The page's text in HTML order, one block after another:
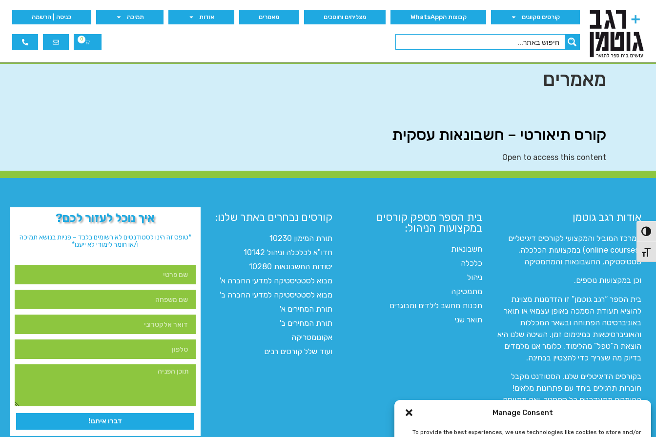
Manage Consent
To provide the best experiences, we use technologies like cookies to store and/or
הפעל/כבה ניגודיות גבוהה
מתג גודל גופן
קורסים מקוונים קבוצות הWhatsApp מצליחים וחוסכים מאמרים אודות תמיכה כניסה | הרשמה
0
מאמרים
קורס תיאורטי – חשבונאות עסקית
Open to access this content
אודות רגב גוטמן
המרכז המוביל והמקצועי לקורסים דיגיטליים
(online courses) במקצועות הכלכלה,
סטטיסטיקה, החשבונאות והמתמטיקה
וכן במקצועות נוספים.
בית הספר “רגב גוטמן” זו הזדמנות מצוינת
להוציא תעודת הסמכה באופן עצמאי או תואר
באוניברסיטה הפתוחה ובשאר המכללות
והאוניברסיטאות במינימום זמן. השיטה שלנו היא
הוצאת ה”טפל” מהלימוד. כלומר אנו מלמדים
בדיוק מה שצריך כדי להצטיין בבחינה.
בקורסים הדיגיטליים שלנו, הסטודנט מקבל
חוברות תרגילים ביחד עם פתרונות מלאים!
החומרים מתעדכנים כל סמסטר, ואם מתווסף
חומר חדש אז הקורס מתעדכן יחד איתו.
בית הספר מספק קורסים
במקצועות הניהול:
חשבונאות
כלכלה
ניהול
מתמטיקה
תכנות מחשב לילדים ומבוגרים
תואר שני
קורסים נבחרים באתר שלנו:​
תורת המימון 10230
חדו"א לכלכלה וניהול 10142
יסודות החשבונאות 10280
מבוא לסטטיסטיקה למדעי החברה א'
מבוא לסטטיסטיקה למדעי החברה ב'
תורת המחירים א'
תורת המחירים ב'
אקונומטריקה
ועוד שלל קורסים רבים
איך נוכל לעזור לכם?
*טופס זה הינו לסטודנטים לא רשומים בלבד – פניות בנושא תמיכה
ו/או חומר לימודי לא ייענו*
דברו איתנו!